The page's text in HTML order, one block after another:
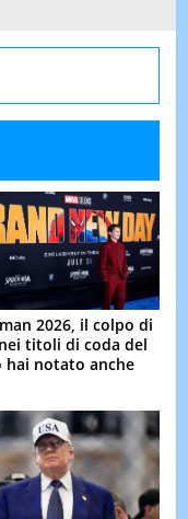
2026, il colpo di
titoli di coda del
hai notato anche